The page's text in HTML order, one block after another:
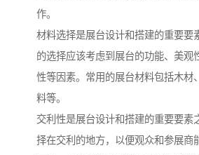
作。
材料选择是展台设计和搭建的重要要
的选择应该考虑到展台的功能、美观
性等因素。常用的展台材料包括木材
料等。
交利性是展台设计和搭建的重要要素
择在交利的地方，以便观众和参展商